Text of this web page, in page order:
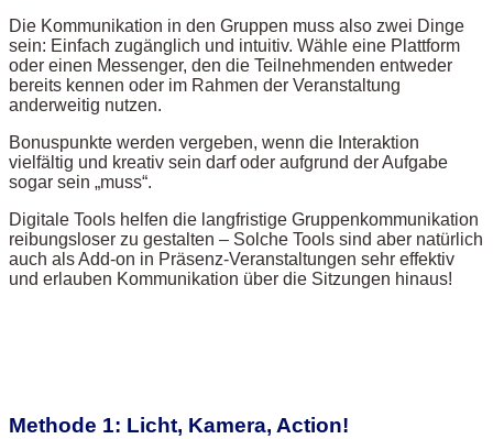
Die Kommunikation in den Gruppen muss also zwei Dinge
sein: Einfach zugänglich und intuitiv. Wähle eine Plattform
oder einen Messenger, den die Teilnehmenden entweder
bereits kennen oder im Rahmen der Veranstaltung
anderweitig nutzen.
Bonuspunkte werden vergeben, wenn die Interaktion
vielfältig und kreativ sein darf oder aufgrund der Aufgabe
sogar sein „muss“.
Digitale Tools helfen die langfristige Gruppenkommunikation
reibungsloser zu gestalten – Solche Tools sind aber natürlich
auch als Add-on in Präsenz-Veranstaltungen sehr effektiv
und erlauben Kommunikation über die Sitzungen hinaus!
Methode 1: Licht, Kamera, Action!